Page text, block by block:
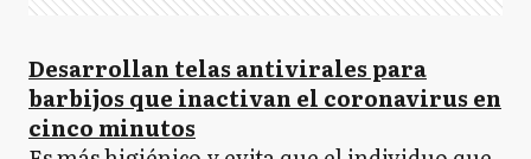
Desarrollan telas antivirales para
barbijos que inactivan el coronavirus en
cinco minutos